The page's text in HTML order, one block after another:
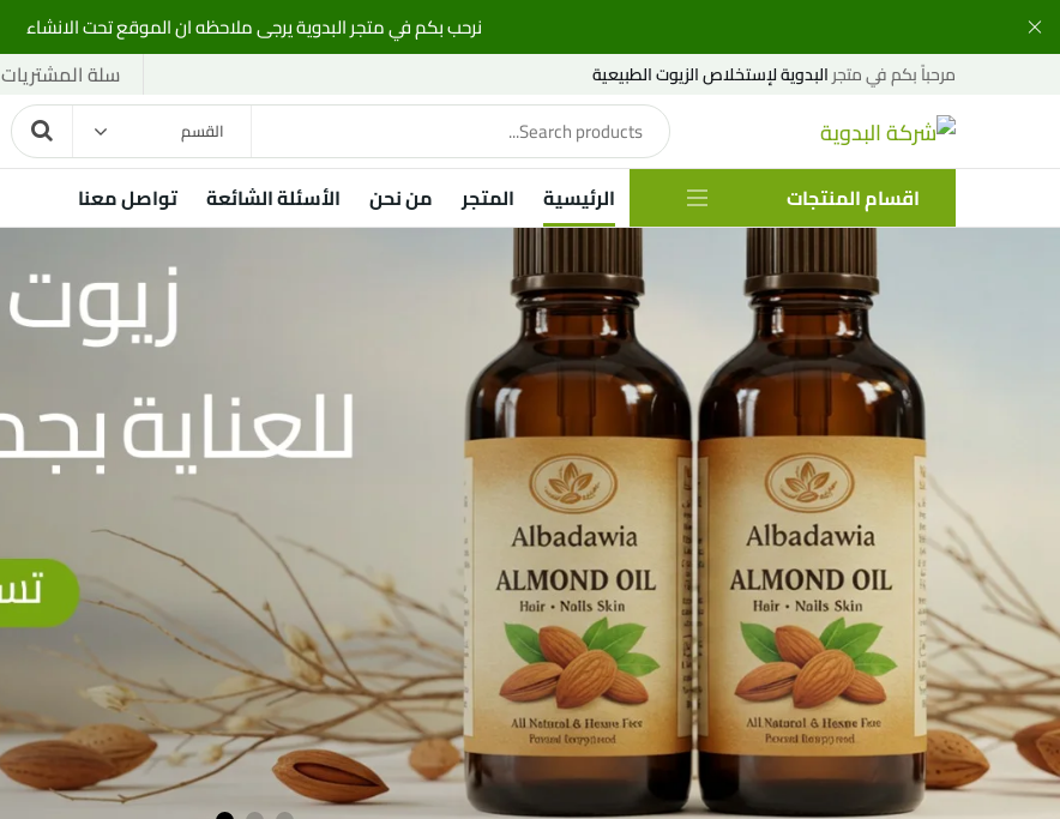
نرحب بكم في متجر البدوية يرجى ملاحظه ان الموقع تحت الانشاء
مرحباً بكم في متجرالبدوية لإستخلاص الزيوت الطبيعية سلة المشتريات
القسم
اقسام المنتجات الرئيسية المتجر من نحن الأسئلة الشائعة تواصل معنا